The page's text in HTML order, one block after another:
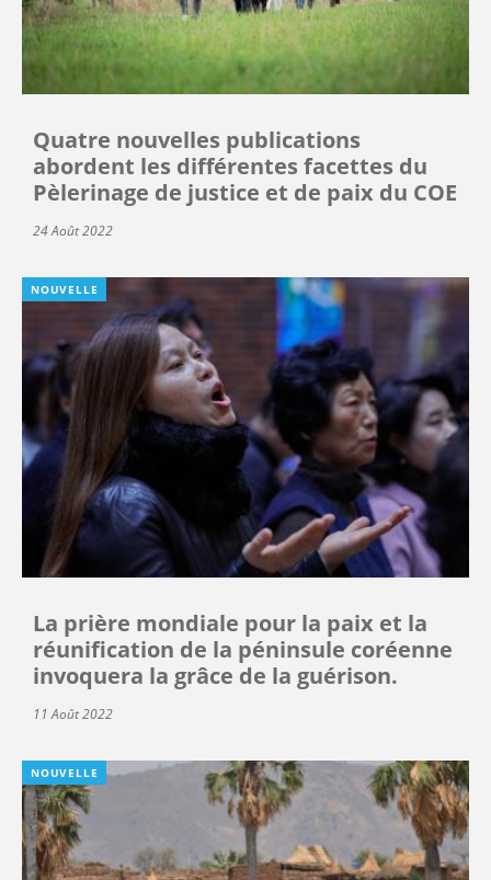
Quatre nouvelles publications
abordent les différentes facettes du
Pèlerinage de justice et de paix du COE
24 Août 2022
NOUVELLE
La prière mondiale pour la paix et la
réunification de la péninsule coréenne
invoquera la grâce de la guérison.
11 Août 2022
NOUVELLE